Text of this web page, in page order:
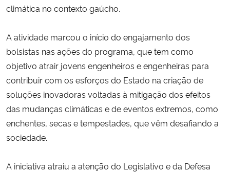
Advocacia-Geral da União
Banco Central do Brasil
Planalto
climática no contexto gaúcho.
A atividade marcou o início do engajamento dos
bolsistas nas ações do programa, que tem como
objetivo atrair jovens engenheiros e engenheiras para
contribuir com os esforços do Estado na criação de
soluções inovadoras voltadas à mitigação dos efeitos
das mudanças climáticas e de eventos extremos, como
enchentes, secas e tempestades, que vêm desafiando a
sociedade.
A iniciativa atraiu a atenção do Legislativo e da Defesa